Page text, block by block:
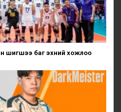
шигшээ баг эхний хожлоо